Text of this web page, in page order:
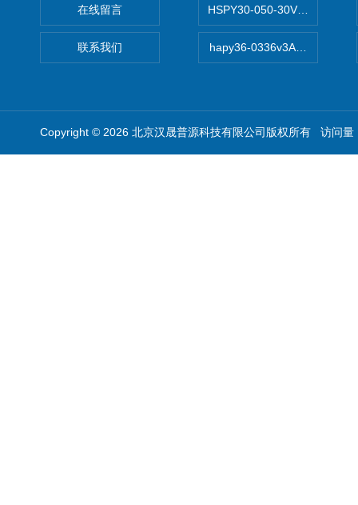
在线留言
联系我们
HSPY30-050-30V/-05A可调
hapy36-0336v3A高精度小型
Copyright © 2026 北京汉晟普源科技有限公司版权所有 访问量